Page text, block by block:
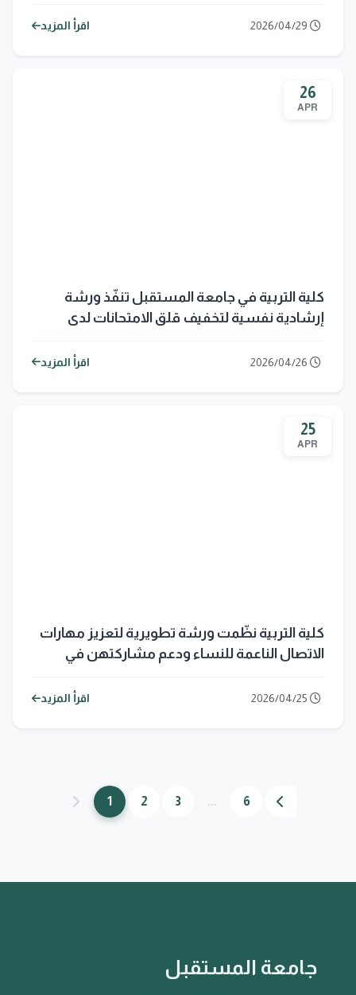
المستدامة
اقرأ المزيد
26
APR
كلية التربية في جامعة المستقبل تنفّذ ورشة
إرشادية نفسية لتخفيف قلق الامتحانات لدى
اقرأ المزيد
25
APR
كلية التربية نظّمت ورشة تطويرية لتعزيز مهارات
الاتصال الناعمة للنساء ودعم مشاركتهن في
اقرأ المزيد
1 2 3 ... 6
جامعة المستقبل